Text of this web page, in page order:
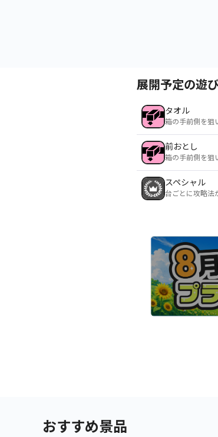
展開予定の遊
タオル
箱の手前側を狙
前おとし
箱の手前側を狙
スペシャル
台ごとに攻略法
おすすめ景品